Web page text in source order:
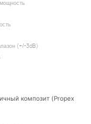
(+/-3dB)
композит (Propex